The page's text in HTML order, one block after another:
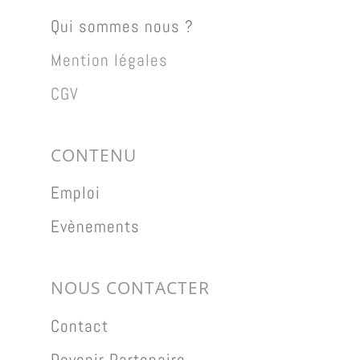
Qui sommes nous ?
Mention légales
CGV
CONTENU
Emploi
Evènements
NOUS CONTACTER
Contact